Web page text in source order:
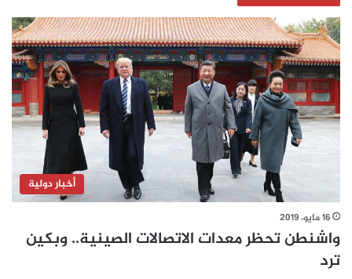
أخبار دولية
16 مايو، 2019
واشنطن تحظر معدات الاتصالات الصينية.. وبكين
ترد